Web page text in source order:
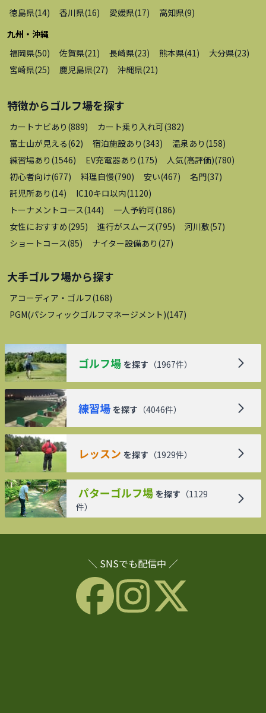
徳島県(14) 香川県(16) 愛媛県(17) 高知県(9)
九州・沖縄
福岡県(50) 佐賀県(21 ) 長崎県(23) 熊本県(41 ) 大分県(23)
宮崎県(25) 鹿児島県(27) 沖縄県(21 )
特徴からゴルフ場を探す
カートナビあり (889) カート乗り入れ可(382)
富士山が見える(62) 宿泊施設あり (343) 温泉あり (158)
練習場あり (1546) EV充電器あり (175) 人気(高評価)(780)
初心者向け(677) 料理自慢(790) 安い(467) 名門(37)
託児所あり (14) IC10キロ以内(1120)
トーナメントコース(144) 一人予約可(186)
女性におすすめ(295) 進行がスムーズ(795) 河川敷(57)
ショートコース(85) ナイター設備あり (27)
大手ゴルフ場から探す
アコーディア・ゴルフ(168)
PGM(パシフィックゴルフマネージメント)(147)
ゴルフ場 を探す （1967件）
練習場 を探す （4046件）
レッスン を探す （1929件）
パターゴルフ場 を探す （1129
件）
＼ SNSでも配信中 ／